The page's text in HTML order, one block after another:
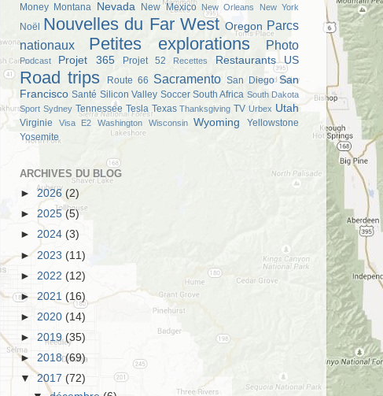
Money Montana Nevada New Mexico New Orleans New York
Noël Nouvelles du Far West Oregon Parcs
nationaux
Petites explorations Photo
Podcast Projet 365 Projet 52 Recettes Restaurants US
Road trips Route 66 Sacramento San Diego San
Francisco Santé Silicon Valley Soccer South Africa South Dakota
Sport Sydney Tennessee Tesla Texas Thanksgiving TV Urbex Utah
Virginie Visa E2 Washington Wisconsin Wyoming
Yellowstone
Yosemite
ARCHIVES DU BLOG
► 2026 (2)
► 2025(5)
► 2024 (3)
► 2023 (11)
► 2022 (12)
► 2021 (16)
► 2020 (14)
► 2019 (35)
► 2018(69)
▼2017 (72)